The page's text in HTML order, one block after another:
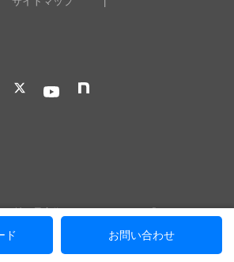
ド お問い合わせ
社の最高位のパートナーである「Platinum
大規模ユーザーへの対応実績が認められた
高度なトレーニング要件をクリアし、小規模か